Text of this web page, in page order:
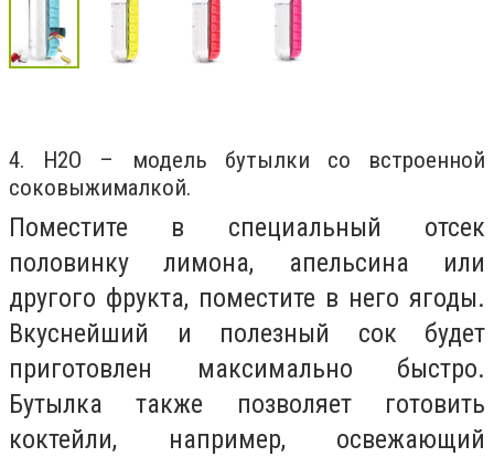
4. H2O – модель бутылки со встроенной
соковыжималкой.
Поместите в специальный отсек
половинку лимона, апельсина или
другого фрукта, поместите в него ягоды.
Вкуснейший и полезный сок будет
приготовлен максимально быстро.
Бутылка также позволяет готовить
коктейли, например, освежающий